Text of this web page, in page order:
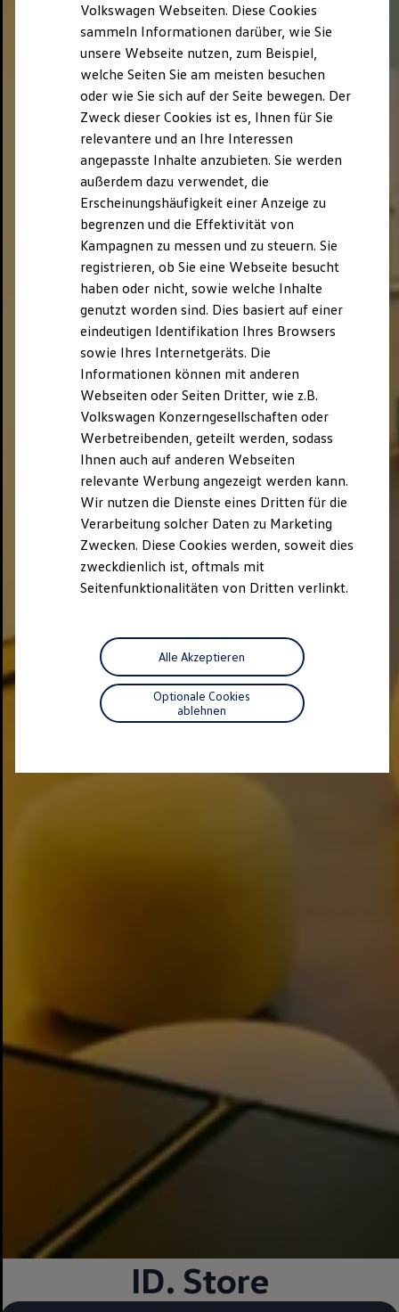
Volkswagen Webseiten. Diese Cookies
sammeln Informationen darüber, wie Sie
unsere Webseite nutzen, zum Beispiel,
welche Seiten Sie am meisten besuchen
oder wie Sie sich auf der Seite bewegen. Der
Zweck dieser Cookies ist es, Ihnen für Sie
relevantere und an Ihre Interessen
angepasste Inhalte anzubieten. Sie werden
außerdem dazu verwendet, die
Erscheinungshäufigkeit einer Anzeige zu
begrenzen und die Effektivität von
Kampagnen zu messen und zu steuern. Sie
registrieren, ob Sie eine Webseite besucht
haben oder nicht, sowie welche Inhalte
genutzt worden sind. Dies basiert auf einer
eindeutigen Identifikation Ihres Browsers
sowie Ihres Internetgeräts. Die
Informationen können mit anderen
Webseiten oder Seiten Dritter, wie z.B.
Volkswagen Konzerngesellschaften oder
Werbetreibenden, geteilt werden, sodass
Ihnen auch auf anderen Webseiten
relevante Werbung angezeigt werden kann.
Wir nutzen die Dienste eines Dritten für die
Verarbeitung solcher Daten zu Marketing
Zwecken. Diese Cookies werden, soweit dies
zweckdienlich ist, oftmals mit
Seitenfunktionalitäten von Dritten verlinkt.
Optionale Cookies
ablehnen
Alle Akzeptieren
ID. Store